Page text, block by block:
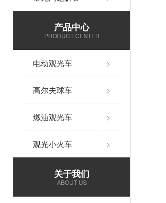
产品中心
PRODUCT CENTER
电动观光车 >
高尔夫球车 >
燃油观光车 >
观光小火车 >
关于我们
ABOUT US